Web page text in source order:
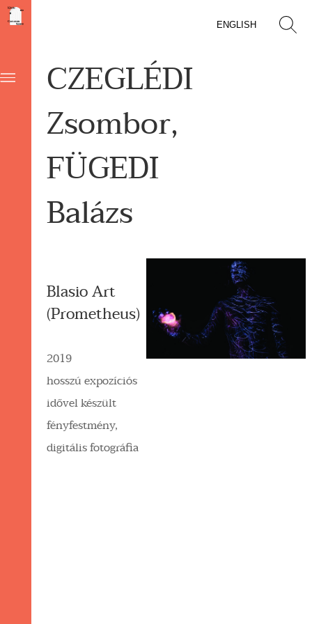
ENGLISH
CZEGLÉDI
Zsombor,
FÜGEDI
Balázs
Blasio Art
(Prometheus)
2019
hosszú expozíciós
idővel készült
fényfestmény,
digitális fotográfia